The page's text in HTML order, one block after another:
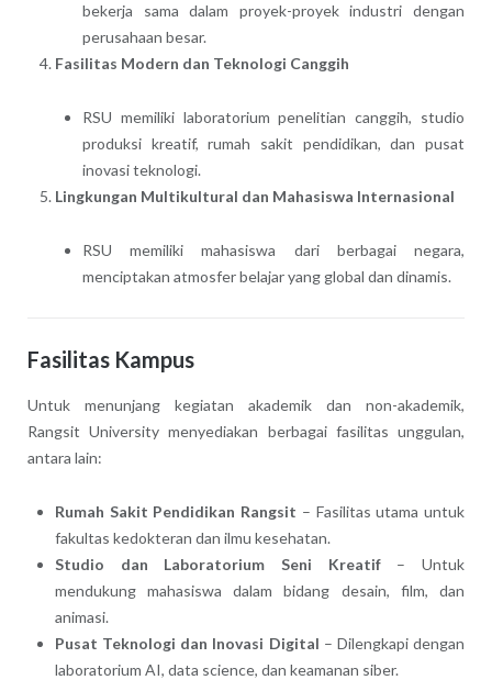
bekerja sama dalam proyek-proyek industri dengan
perusahaan besar.
Fasilitas Modern dan Teknologi Canggih
RSU memiliki laboratorium penelitian canggih, studio
produksi kreatif, rumah sakit pendidikan, dan pusat
inovasi teknologi.
Lingkungan Multikultural dan Mahasiswa Internasional
RSU memiliki mahasiswa dari berbagai negara,
menciptakan atmosfer belajar yang global dan dinamis.
Fasilitas Kampus
Untuk menunjang kegiatan akademik dan non-akademik,
Rangsit University menyediakan berbagai fasilitas unggulan,
antara lain:
Rumah Sakit Pendidikan Rangsit – Fasilitas utama untuk
fakultas kedokteran dan ilmu kesehatan.
Studio dan Laboratorium Seni Kreatif– Untuk
mendukung mahasiswa dalam bidang desain, film, dan
animasi.
Pusat Teknologi dan Inovasi Digital – Dilengkapi dengan
laboratorium AI, data science, dan keamanan siber.